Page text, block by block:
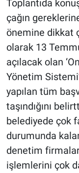
Toplantıda
çağın
önemine dikkat
olarak 13
açılacak olan
Yönetim
yapılan tüm
taşındığını
belediyede çok
durumunda
denetim
işlemlerini çok